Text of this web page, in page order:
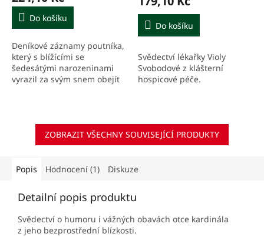
Do košíku
Deníkové záznamy poutníka,
který s blížícími se
šedesátými narozeninami
vyrazil za svým snem obejít
Do košíku
Svědectví lékařky Violy
Svobodové z klášterní
hospicové péče.
ZOBRAZIT VŠECHNY SOUVISEJÍCÍ PRODUKTY
Popis Hodnocení (1) Diskuze
Detailní popis produktu
Svědectví o humoru i vážných obavách otce kardinála
z jeho bezprostřední blízkosti.